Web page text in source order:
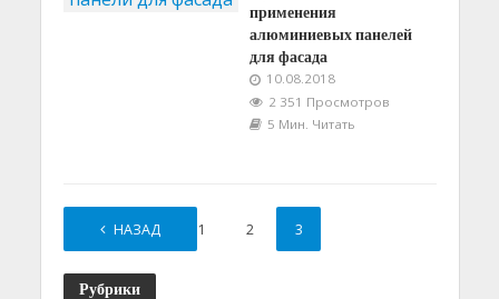
применения
алюминиевых панелей
для фасада
10.08.2018
2 351 Просмотров
5 Мин. Читать
НАЗАД 1 2 3
Рубрики